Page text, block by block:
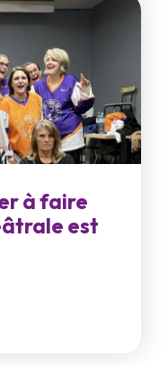
à faire
est